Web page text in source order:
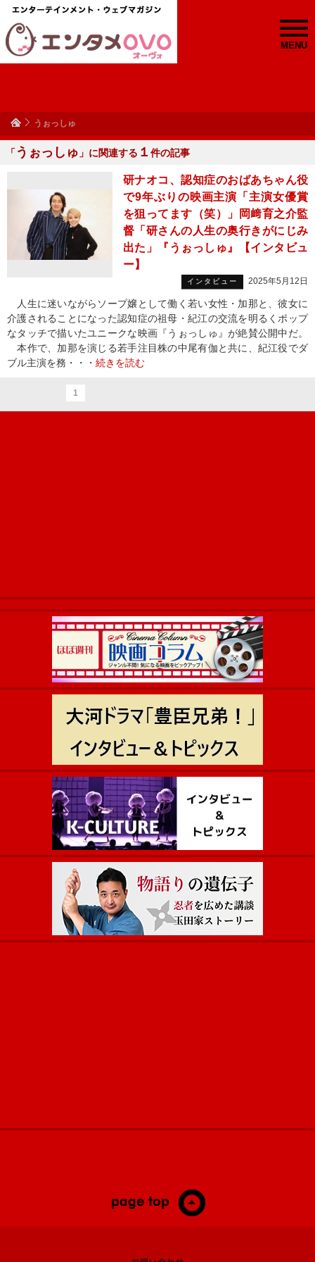
MENU
うぉっしゅ
「うぉっしゅ 」に関連する １ 件の記事
研ナオコ、認知症のおばあちゃん役
で9年ぶりの映画主演「主演女優賞
を狙ってます（笑）」岡﨑育之介監
督「研さんの人生の奥行きがにじみ
出た」『うぉっしゅ』【インタビュ
ー】
インタビュー 2025年5月12日
人生に迷いながらソープ嬢として働く若い女性・加那と、彼女に
介護されることになった認知症の祖母・紀江の交流を明るくポップ
なタッチで描いたユニークな映画『うぉっしゅ』が絶賛公開中だ。
本作で、加那を演じる若手注目株の中尾有伽と共に、紀江役でダ
ブル主演を務・・・ 続きを読む
1